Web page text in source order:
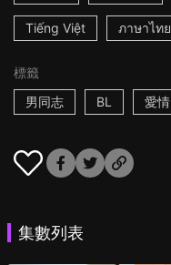
Tiếng Việt ภาษาไทย
標籤
男同志
BL 愛情
集數列表